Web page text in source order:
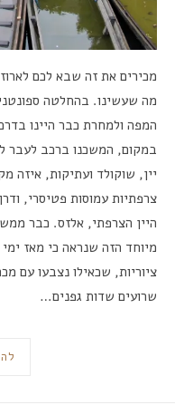
מכירים את זה שבא לכם
מה שעשינו. בהחלטה
המפה ולמחרת כבר היינו
במקום, המשכנו ברכב לעבר
יין, שוקולד ועתיקות, איזה
צרפתיות עמוסות פטיסרי,
היין הצרפתי, אלזס. כבר
מיוחד הזה שנראה כי מאז ימי
ציוריות, שכאילו נצבעו עם
שרועים שדות גפנים…